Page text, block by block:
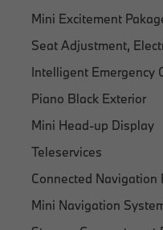
Mini Excitement
Seat Adjustment,
Intelligent Emergency
Piano Black Exterior
Mini Head-up Display
Teleservices
Connected Navigation
Mini Navigation